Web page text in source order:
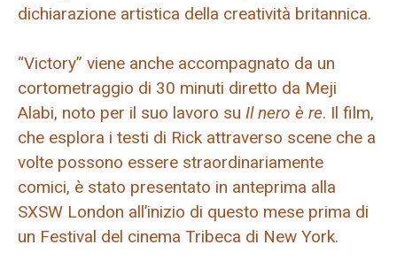
dichiarazione artistica della creatività britannica.
“Victory” viene anche accompagnato da un
cortometraggio di 30 minuti diretto da Meji
Alabi, noto per il suo lavoro su Il nero è re. Il film,
che esplora i testi di Rick attraverso scene che a
volte possono essere straordinariamente
comici, è stato presentato in anteprima alla
SXSW London all’inizio di questo mese prima di
un Festival del cinema Tribeca di New York.